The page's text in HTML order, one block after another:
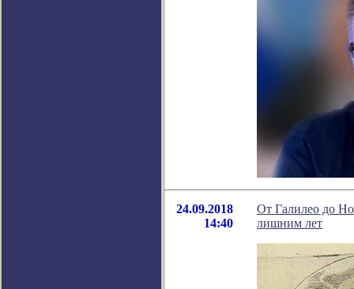
24.09.2018
14:40
От Галилео до
лишним лет